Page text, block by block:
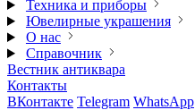
Техника и приборы
Ювелирные украшения
О нас
Справочник
Вестник антиквара
Контакты
ВКонтакте Telegram WhatsApp